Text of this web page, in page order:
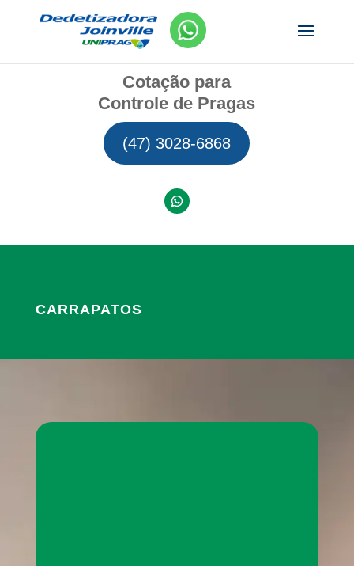
Cotação para
Controle de Pragas
(47) 3028-6868
CARRAPATOS